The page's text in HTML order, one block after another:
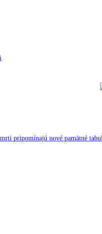
pripomínajú nové pamätné